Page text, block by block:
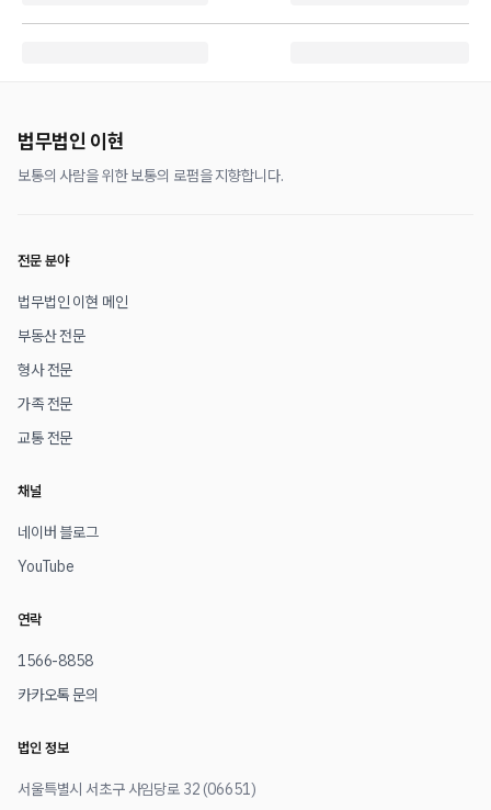
법무법인 이현
보통의 사람을 위한 보통의 로펌을 지향합니다.
전문 분야
법무법인 이현 메인
부동산 전문
형사 전문
가족 전문
교통 전문
채널
네이버 블로그
YouTube
연락
1566-8858
카카오톡 문의
법인 정보
서울특별시 서초구 사임당로 32 (06651)